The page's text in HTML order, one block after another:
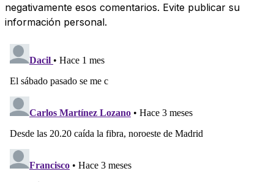
negativamente esos comentarios. Evite publicar su
información personal.